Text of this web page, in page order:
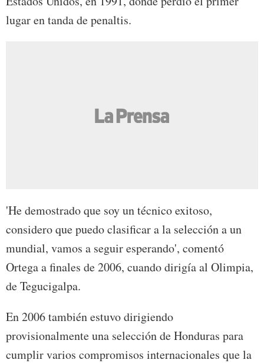
lugar en tanda de penaltis.
'He demostrado que soy un técnico exitoso,
considero que puedo clasificar a la selección a un
mundial, vamos a seguir esperando', comentó
Ortega a finales de 2006, cuando dirigía al Olimpia,
de Tegucigalpa.
En 2006 también estuvo dirigiendo
provisionalmente una selección de Honduras para
cumplir varios compromisos internacionales que la